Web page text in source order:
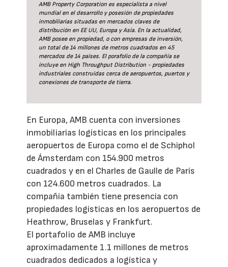
AMB Property Corporation es especialista a nivel
mundial en el desarrollo y posesión de propiedades
inmobiliarias situadas en mercados claves de
distribución en EE UU, Europa y Asía. En la actualidad,
AMB posee en propiedad, o con empresas de inversión,
un total de 14 millones de metros cuadrados en 45
mercados de 14 países. El porafolio de la compañía se
incluye en High Throughput Distribution - propiedades
industriales construidas cerca de aeropuertos, puertos y
conexiones de transporte de tierra.
En Europa, AMB cuenta con inversiones
inmobiliarias logísticas en los principales
aeropuertos de Europa como el de Schiphol
de Ámsterdam con 154.900 metros
cuadrados y en el Charles de Gaulle de París
con 124.600 metros cuadrados. La
compañía también tiene presencia con
propiedades logísticas en los aeropuertos de
Heathrow, Bruselas y Frankfurt.
El portafolio de AMB incluye
aproximadamente 1.1 millones de metros
cuadrados dedicados a logística y